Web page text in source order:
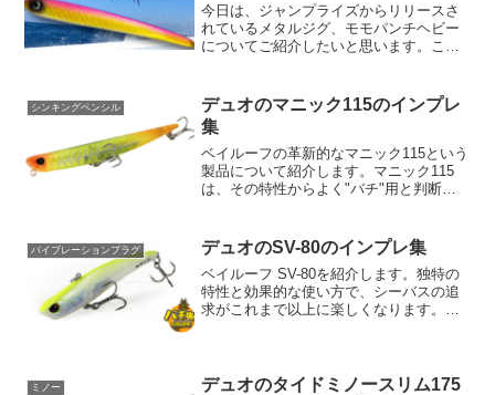
今日は、ジャンプライズからリリースさ
れているメタルジグ、モモパンチヘビー
についてご紹介したいと思います。この
品です。まず、モモパンチヘビーは、
210gと260gの...
シンキングペンシル
デュオのマニック115のインプレ
集
ベイルーフの革新的なマニック115という
製品について紹介します。マニック115
は、その特性からよく"バチ"用と判断さ
そのため、あなたが追い求めているター
ゲットが何であろ...
バイブレーションプラグ デュオのSV-80のインプレ集
ベイルーフ SV-80を紹介します。独特の
特性と効果的な使い方で、シーバスの追
求がこれまで以上に楽しくなります。ま
するの...
ミノー
デュオのタイドミノースリム175